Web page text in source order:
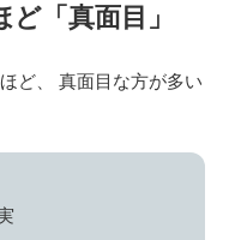
「真面目」
ど、 真面目な方が多い